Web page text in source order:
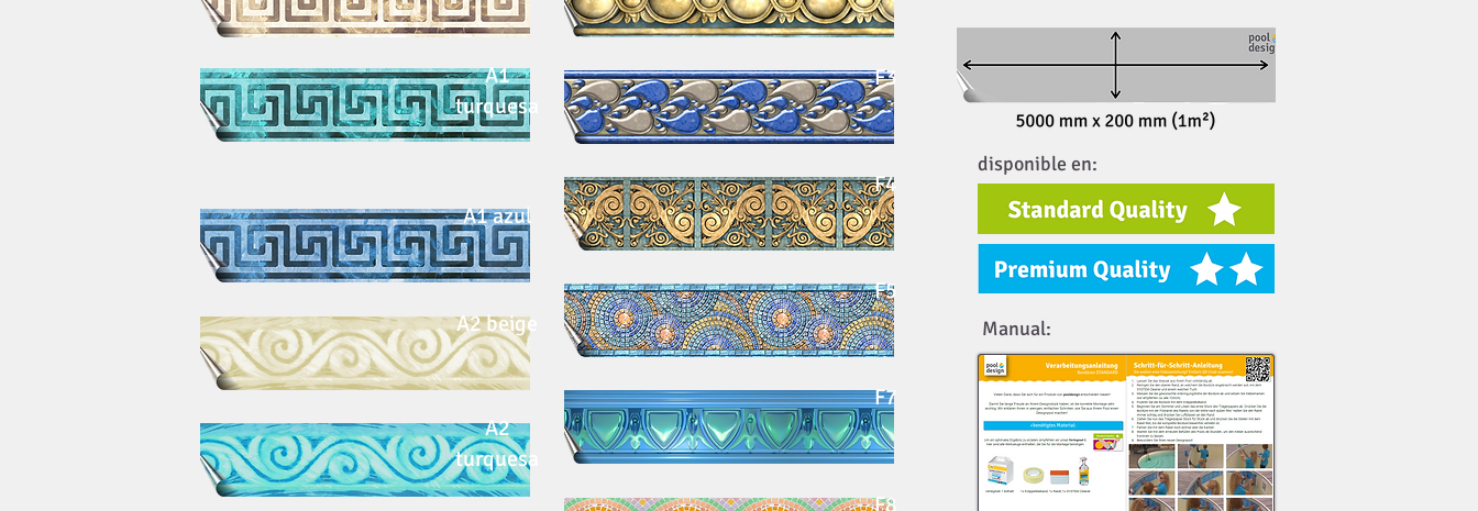
A1
turquesa
A1 azul
A2 beige
A2
turquesa
F3
F4
F5
F7
F8
disponible en:
Manual: